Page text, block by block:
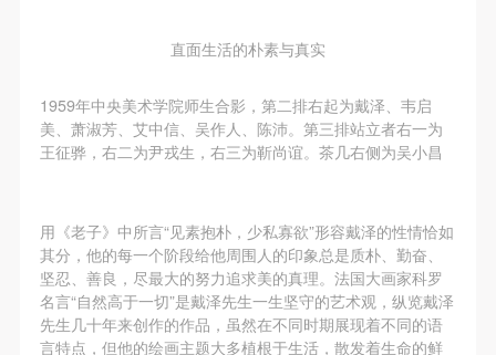
直面生活的朴素与真实
1959年中央美术学院师生合影，第二排右起为戴泽、韦启
美、萧淑芳、艾中信、吴作人、陈沛。第三排站立者右一为
王征骅，右二为尹戎生，右三为靳尚谊。茶几右侧为吴小昌
用《老子》中所言“见素抱朴，少私寡欲”形容戴泽的性情恰如
其分，他的每一个阶段给他周围人的印象总是质朴、勤奋、
坚忍、善良，尽最大的努力追求美的真理。法国大画家科罗
名言“自然高于一切”是戴泽先生一生坚守的艺术观，纵览戴泽
先生几十年来创作的作品，虽然在不同时期展现着不同的语
言特点，但他的绘画主题大多植根于生活，散发着生命的鲜
二、拍摄内容、使用形式、使用地域范围
（1）、拍摄内容 乙方拍摄的带有甲方肖像的作品内
容包括：①中央美术学院美术馆②中央美术学院校园
（2）、使用形式 用于中央美术学院图书出版、销售
附带光盘及宣传资料。
（3）、使用地域范围
适用地域范围包括国内和国外。
二、拍摄内容、使用形式、使用地域范围
（1）、拍摄内容 乙方拍摄的带有甲方肖像的作品内
容包括：①中央美术学院美术馆②中央美术学院校园
（2）、使用形式 用于中央美术学院图书出版、销售
附带光盘及宣传资料。
（3）、使用地域范围
适用地域范围包括国内和国外。
二、拍摄内容、使用形式、使用地域范围
（1）、拍摄内容 乙方拍摄的带有甲方肖像的作品内
容包括：①中央美术学院美术馆②中央美术学院校园
（2）、使用形式 用于中央美术学院图书出版、销售
附带光盘及宣传资料。
（3）、使用地域范围
适用地域范围包括国内和国外。